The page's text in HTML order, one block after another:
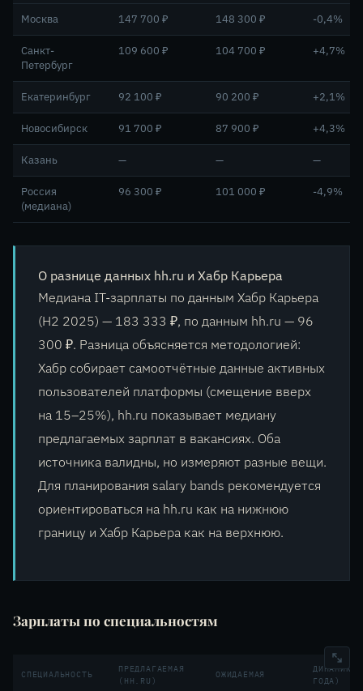
Москва 147 700 ₽ 148 300 ₽ -0,4%
Санкт-
Петербург
109 600 ₽ 104 700 ₽ +4,7%
Екатеринбург 92 100 ₽ 90 200 ₽ +2,1%
Новосибирск 91 700 ₽ 87 900 ₽ +4,3%
Казань — — —
Россия
(медиана)
96 300 ₽ 101 000 ₽ -4,9%
О разнице данных hh.ru и Хабр Карьера
Медиана IT-зарплаты по данным Хабр Карьера
(H2 2025) — 183 333 ₽, по данным hh.ru — 96
300 ₽. Разница объясняется методологией:
Хабр собирает самоотчётные данные активных
пользователей платформы (смещение вверх
на 15–25%), hh.ru показывает медиану
предлагаемых зарплат в вакансиях. Оба
источника валидны, но измеряют разные вещи.
Для планирования salary bands рекомендуется
ориентироваться на hh.ru как на нижнюю
границу и Хабр Карьера как на верхнюю.
Зарплаты по специальностям
СПЕЦИАЛЬНОСТЬ
ПРЕДЛАГАЕМАЯ
(HH.RU)
ОЖИДАЕМАЯ
ДИНАМИКА
ГОДА)